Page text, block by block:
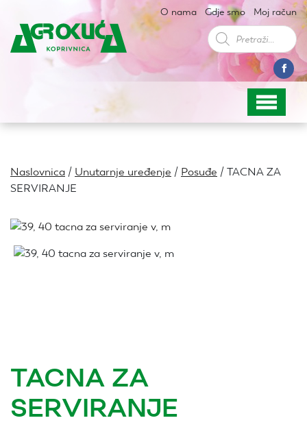
O nama Gdje smo Moj račun
Products
search
Naslovnica / Unutarnje uređenje / Posuđe / TACNA ZA
SERVIRANJE
TACNA ZA
SERVIRANJE